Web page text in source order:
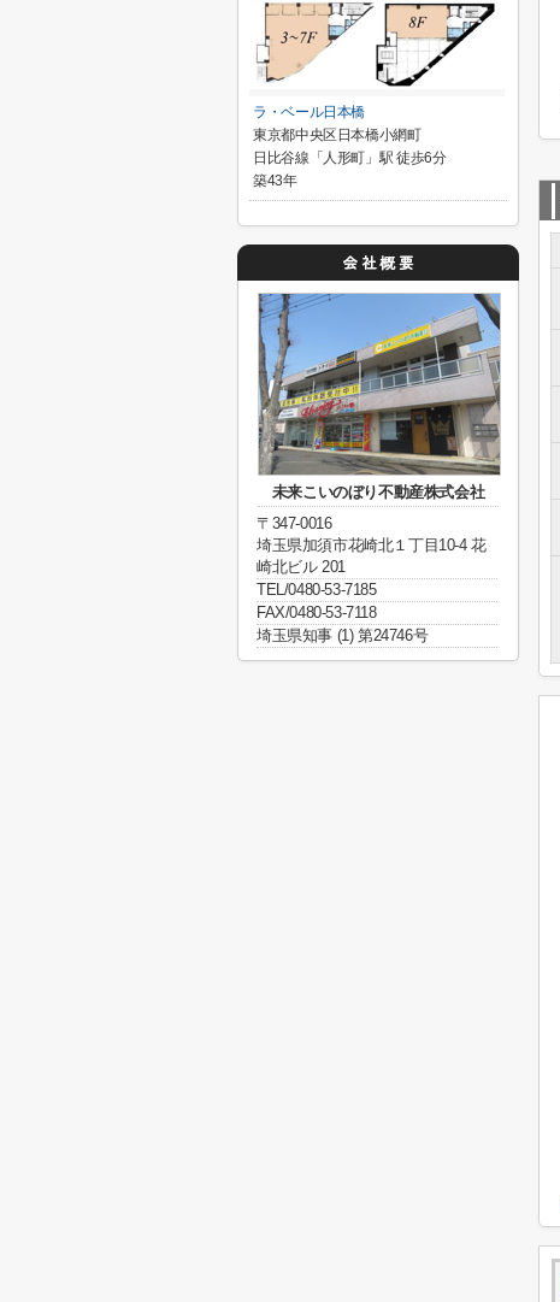
ラ・ベール日本橋
東京都中央区日本橋小網町
日比谷線「人形町」駅 徒歩6分
築43年
未来こいのぼり不動産株式会社
〒347-0016
埼玉県加須市花崎北１丁目10-4 花
崎北ビル 201
TEL/0480-53-7185
FAX/0480-53-7118
埼玉県知事 (1) 第24746号